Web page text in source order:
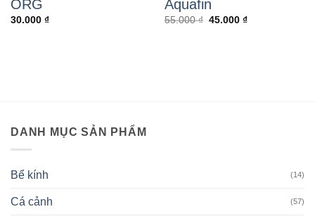
ORG
30.000 ₫
Aquafin
55.000₫ Giá
45.000 ₫Giá
DANH MỤC SẢN PHẨM
Bể kính (14)
Cá cảnh (57)